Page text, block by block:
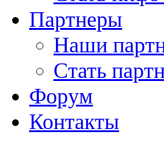
Партнеры
Наши
Стать
Форум
Контакты